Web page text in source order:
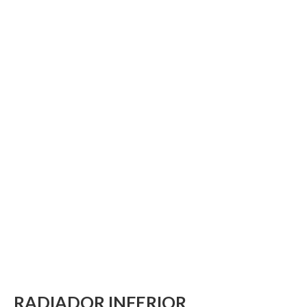
RADIADOR INFERIOR